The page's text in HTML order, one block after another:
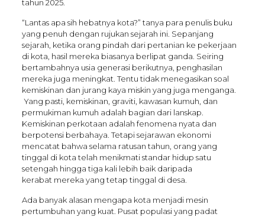
tahun 2025.
“Lantas apa sih hebatnya kota?” tanya para penulis buku
yang penuh dengan rujukan sejarah ini. Sepanjang
sejarah, ketika orang pindah dari pertanian ke pekerjaan
di kota, hasil mereka biasanya berlipat ganda. Seiring
bertambahnya usia generasi berikutnya, penghasilan
mereka juga meningkat. Tentu tidak menegasikan soal
kemiskinan dan jurang kaya miskin yang juga menganga.
Yang pasti, kemiskinan, graviti, kawasan kumuh, dan
permukiman kumuh adalah bagian dari lanskap.
Kemiskinan perkotaan adalah fenomena nyata dan
berpotensi berbahaya. Tetapi sejarawan ekonomi
mencatat bahwa selama ratusan tahun, orang yang
tinggal di kota telah menikmati standar hidup satu
setengah hingga tiga kali lebih baik daripada
kerabat mereka yang tetap tinggal di desa.
Ada banyak alasan mengapa kota menjadi mesin
pertumbuhan yang kuat. Pusat populasi yang padat